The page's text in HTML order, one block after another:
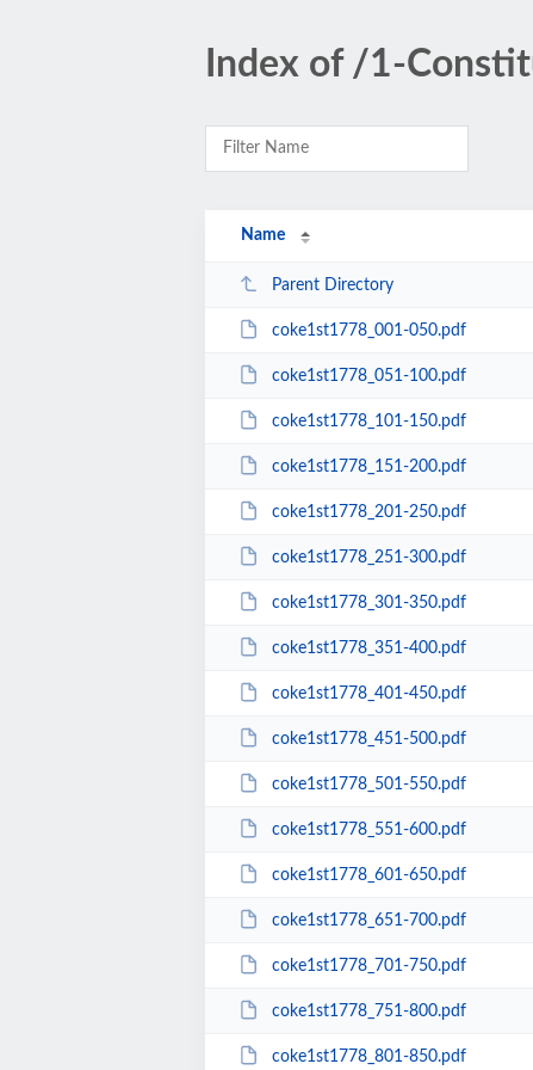
Index of /1-
Name
Parent Directory
coke1st1778_001-050.pdf
coke1st1778_051-100.pdf
coke1st1778_101-150.pdf
coke1st1778_151-200.pdf
coke1st1778_201-250.pdf
coke1st1778_251-300.pdf
coke1st1778_301-350.pdf
coke1st1778_351-400.pdf
coke1st1778_401-450.pdf
coke1st1778_451-500.pdf
coke1st1778_501-550.pdf
coke1st1778_551-600.pdf
coke1st1778_601-650.pdf
coke1st1778_651-700.pdf
coke1st1778_701-750.pdf
coke1st1778_751-800.pdf
coke1st1778_801-850.pdf